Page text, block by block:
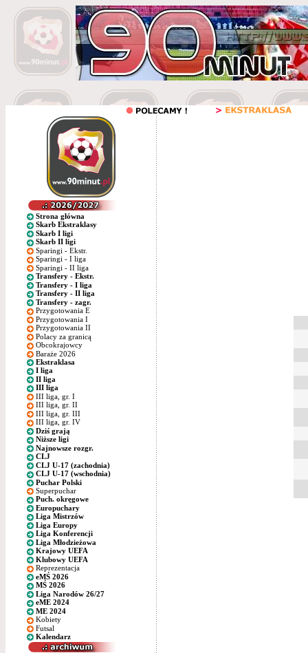
Strona główna
Skarb Ekstraklasy
Skarb I ligi
Skarb II ligi
Sparingi - Ekstr.
Sparingi - I liga
Sparingi - II liga
Transfery - Ekstr.
Transfery - I liga
Transfery - II liga
Transfery - zagr.
Przygotowania E
Przygotowania I
Przygotowania II
Polacy za granicą
Obcokrajowcy
Baraże 2026
Ekstraklasa
I liga
II liga
III liga
III liga, gr. I
III liga, gr. II
III liga, gr. III
III liga, gr. IV
Dziś grają
Niższe ligi
Najnowsze rozgr.
CLJ
CLJ U-17 (zachodnia)
CLJ U-17 (wschodnia)
Puchar Polski
Superpuchar
Puch. okręgowe
Europuchary
Liga Mistrzów
Liga Europy
Liga Konferencji
Liga Młodzieżowa
Krajowy UEFA
Klubowy UEFA
Reprezentacja
eMŚ 2026
MŚ 2026
Liga Narodów 26/27
eME 2024
ME 2024
Kobiety
Futsal
Kalendarz